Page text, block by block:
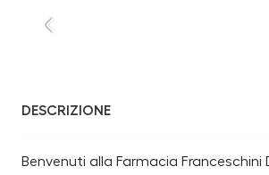
DESCRIZIONE
Benvenuti alla Farmacia Franceschini